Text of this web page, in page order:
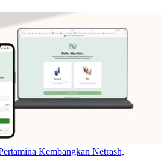
Kembangkan Netrash,